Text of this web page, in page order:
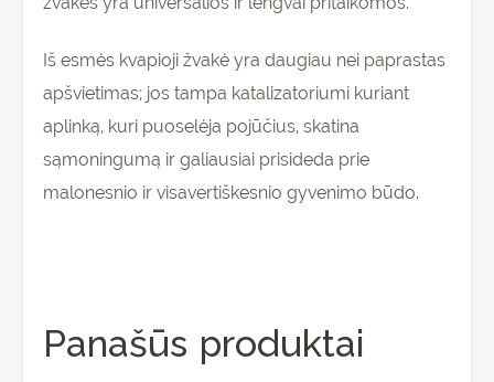
Iš esmės kvapioji žvakė yra daugiau nei paprastas
apšvietimas; jos tampa katalizatoriumi kuriant
aplinką, kuri puoselėja pojūčius, skatina
sąmoningumą ir galiausiai prisideda prie
malonesnio ir visavertiškesnio gyvenimo būdo.
Panašūs produktai